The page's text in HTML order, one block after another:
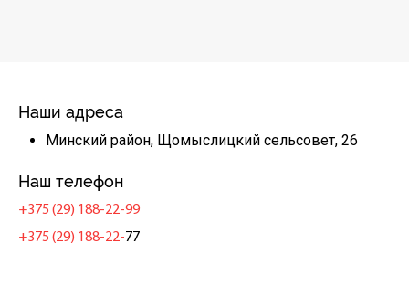
Наши адреса
Минский район, Щомыслицкий сельсовет, 26
Наш телефон
+375 (29) 188-22-99
+375 (29) 188-22-77